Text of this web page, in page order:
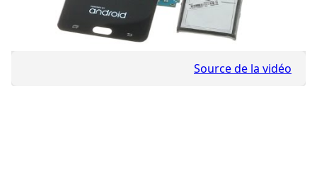
Source de la vidéo